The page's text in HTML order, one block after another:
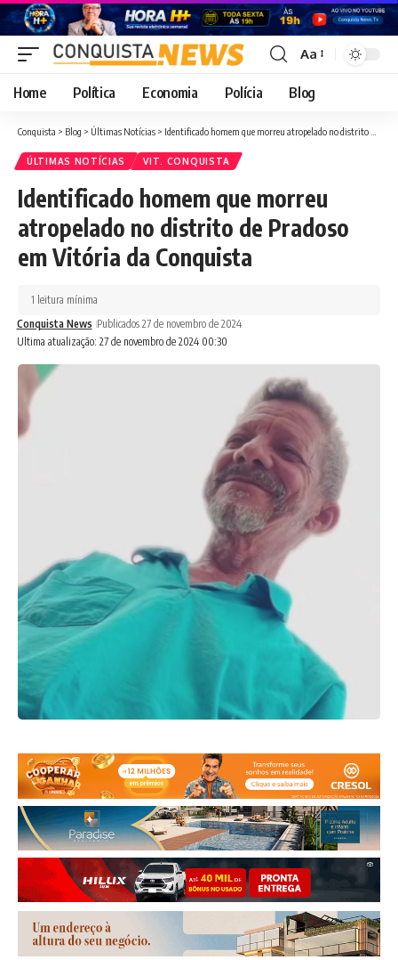
Font
Resizer
Aa
Home Política Economia Polícia Blog
Conquista > Blog > Últimas Notícias > Identificado homem que morreu atropelado no distrito de Pradoso em Vitória da Conquista
ÚLTIMAS NOTÍCIAS VIT. CONQUISTA
Identificado homem que morreu
atropelado no distrito de Pradoso
em Vitória da Conquista
Ultima atualização: 27 de novembro de 2024 00:30
Conquista News Publicados 27 de novembro de 2024
1 leitura mínima